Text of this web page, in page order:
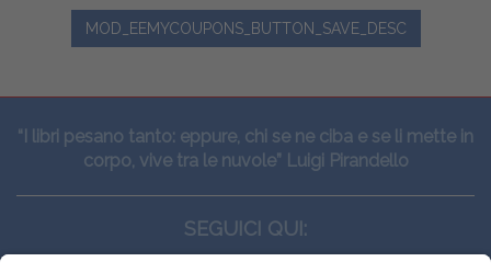
MOD_EEMYCOUPONS_BUTTON_SAVE_DESC
“I libri pesano tanto: eppure, chi se ne ciba e se li mette in
corpo, vive tra le nuvole” Luigi Pirandello
SEGUICI QUI: